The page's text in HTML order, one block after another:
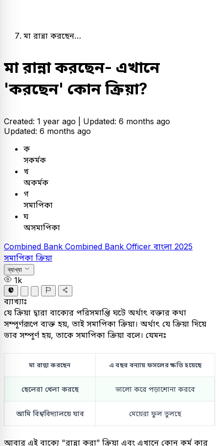
মা রান্না করছেন…
মা রান্না করছেন- এখানে
'করছেন' কোন ক্রিয়া?
Created: 1 year ago | Updated: 6 months ago
Updated: 6 months ago
ক
সকর্মক
খ
অকর্মক
গ
সমাপিকা
ঘ
অসমাপিকা
Combined Bank Combined Bank Officer বাংলা 2025
সমাপিকা ক্রিয়া
ব্যাখ্যা
1k
ব্যাখ্যাঃ
যে ক্রিয়া দ্বারা বাক্যের পরিসমাপ্তি ঘটে অর্থাৎ বক্তার কথা
সম্পূর্ণরূপে ব্যক্ত হয়, তাই সমাপিকা ক্রিয়া। অর্থাৎ যে ক্রিয়া দিয়ে
ভাব সম্পূর্ণ হয়, তাকে সমাপিকা ক্রিয়া বলে। যেমনঃ
মা রান্না করছেন এ বছর বন্যায় ফসলের ক্ষতি হয়েছে
ছেলেরা খেলা করছে ভালো করে পড়াশোনা করবে
আমি বিশ্ববিদ্যালয়ে যাব মেয়েরা ফুল তুলছে
আবার এই বাক্যে "রান্না করা” ক্রিয়া এবং এখানে কোন কর্ম কার